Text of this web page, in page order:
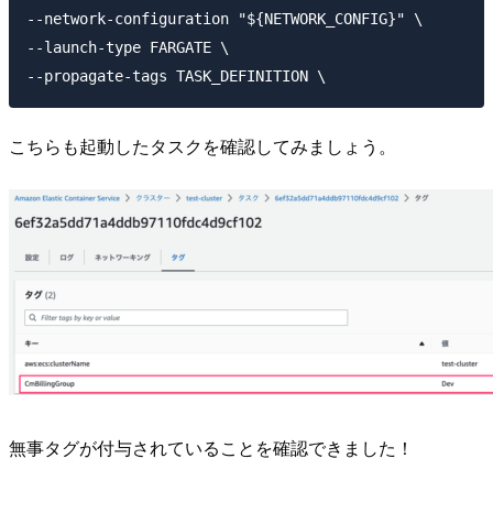
--network-configuration "${NETWORK_CONFIG}" \
--launch-type FARGATE \
こちらも起動したタスクを確認してみましょう。
無事タグが付与されていることを確認できました！